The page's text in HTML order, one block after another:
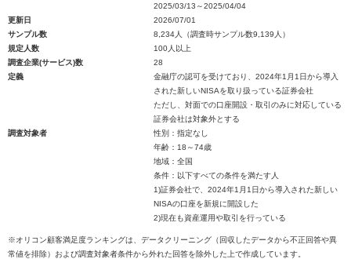
2025/03/13～2025/04/04
更新日
2026/07/01
サンプル数
8,234人（調査時サンプル数9,139人）
規定人数
100人以上
調査企業(サービス)数
28
定義
金融庁の認可を受けており、2024年1月1日から導入
された新しいNISAを取り扱っている証券会社
ただし、対面での口座開設・取引のみに対応している
証券会社は対象外とする
調査対象者
性別：指定なし
年齢：18～74歳
地域：全国
条件：以下すべての条件を満たす人
1)証券会社で、2024年1月1日から導入された新しい
NISAの口座を新規に開設した
2)現在も資産運用や取引を行っている
※オリコン顧客満足度ランキングは、データクリーニング（回収したデータから不正回答や異
常値を排除）および調査対象者条件から外れた回答を除外した上で作成しています。